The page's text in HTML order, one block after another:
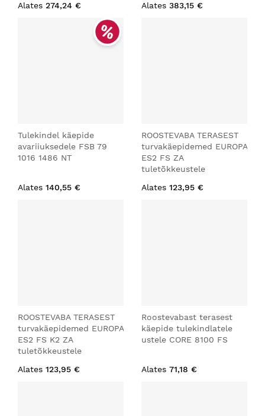
Alates 274,24 €
Alates 383,15 €
Tulekindel käepide
avariiuksedele FSB 79
1016 1486 NT
Alates 140,55 €
ROOSTEVABA TERASEST
turvakäepidemed EUROPA
ES2 FS ZA
tuletõkkeustele
Alates 123,95 €
ROOSTEVABA TERASEST
turvakäepidemed EUROPA
ES2 FS K2 ZA
tuletõkkeustele
Alates 123,95 €
Roostevabast terasest
käepide tulekindlatele
ustele CORE 8100 FS
Alates 71,18 €